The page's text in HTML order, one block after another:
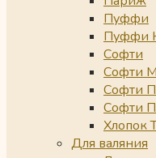
Пуффи
Пуффи
Софти
Софти
Софти
Софти
Хлопок
Для валяния